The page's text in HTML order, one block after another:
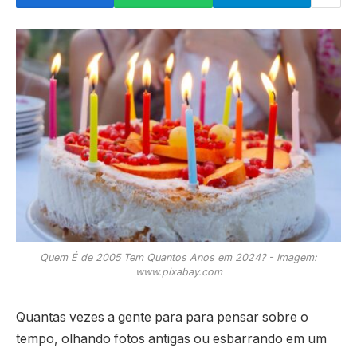
Quem É de 2005 Tem Quantos Anos em 2024? - Imagem:
www.pixabay.com
Quantas vezes a gente para para pensar sobre o
tempo, olhando fotos antigas ou esbarrando em um